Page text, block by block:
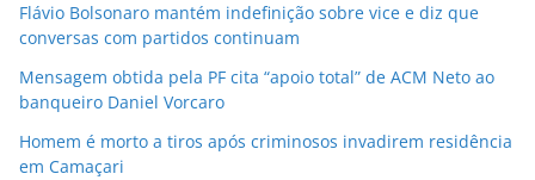
Flávio Bolsonaro mantém indefinição sobre vice e diz que
conversas com partidos continuam
Mensagem obtida pela PF cita “apoio total” de ACM Neto ao
banqueiro Daniel Vorcaro
Homem é morto a tiros após criminosos invadirem residência
em Camaçari